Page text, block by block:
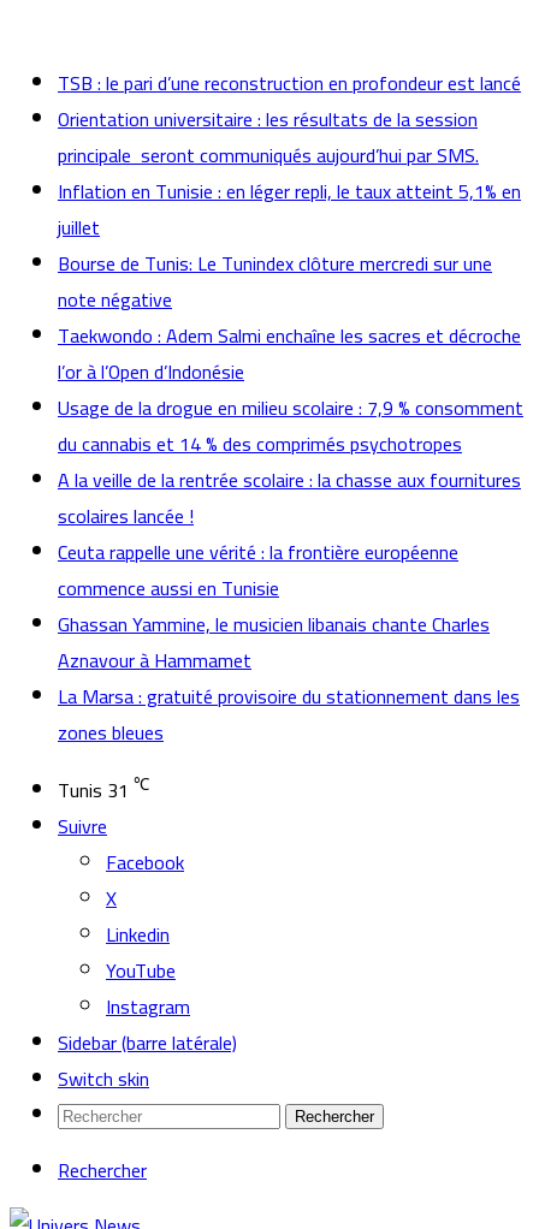
TSB : le pari d’une reconstruction en profondeur est lancé
Orientation universitaire : les résultats de la session
principale seront communiqués aujourd’hui par SMS.
Inflation en Tunisie : en léger repli, le taux atteint 5,1% en
juillet
Bourse de Tunis: Le Tunindex clôture mercredi sur une
note négative
Taekwondo : Adem Salmi enchaîne les sacres et décroche
l’or à l’Open d’Indonésie
Usage de la drogue en milieu scolaire : 7,9 % consomment
du cannabis et 14 % des comprimés psychotropes
A la veille de la rentrée scolaire : la chasse aux fournitures
scolaires lancée !
Ceuta rappelle une vérité : la frontière européenne
commence aussi en Tunisie
Ghassan Yammine, le musicien libanais chante Charles
Aznavour à Hammamet
La Marsa : gratuité provisoire du stationnement dans les
zones bleues
Tunis 31 ℃
Suivre
Facebook
X
Linkedin
YouTube
Instagram
Sidebar (barre latérale)
Switch skin
Rechercher
Rechercher